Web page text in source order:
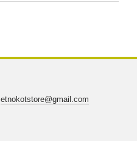
etnokotstore@gmail.com